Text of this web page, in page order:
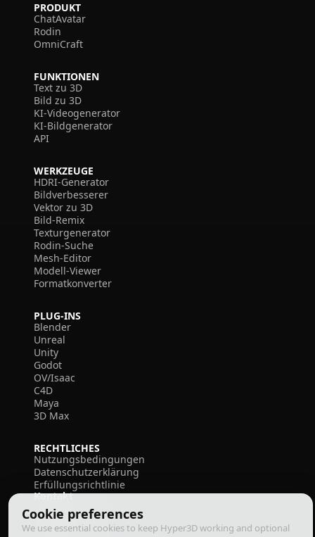
Cookie preferences
We use essential cookies to keep Hyper3D working and optional
PRODUKT
ChatAvatar
Rodin
OmniCraft
FUNKTIONEN
Text zu 3D
Bild zu 3D
KI-Videogenerator
KI-Bildgenerator
API
WERKZEUGE
HDRI-Generator
Bildverbesserer
Vektor zu 3D
Bild-Remix
Texturgenerator
Rodin-Suche
Mesh-Editor
Modell-Viewer
Formatkonverter
PLUG-INS
Blender
Unreal
Unity
Godot
OV/Isaac
C4D
Maya
3D Max
RECHTLICHES
Nutzungsbedingungen
Datenschutzerklärung
Erfüllungsrichtlinie
Kontakt